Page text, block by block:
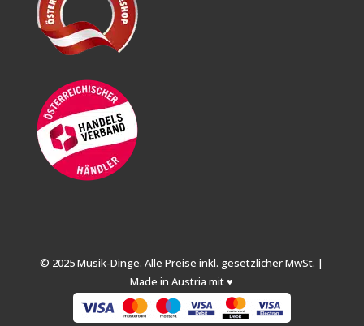
© 2025 Musik-Dinge. Alle Preise inkl. gesetzlicher MwSt. |
Made in Austria mit ♥